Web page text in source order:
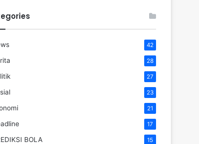
42
28
27
23
21
17
BOLA 15